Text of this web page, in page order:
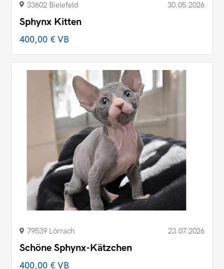
33602 Bielefeld 30.05.2026
Sphynx Kitten
400,00 €VB
79539 Lörrach 23.07.2026
Schöne Sphynx-Kätzchen
400,00 €VB